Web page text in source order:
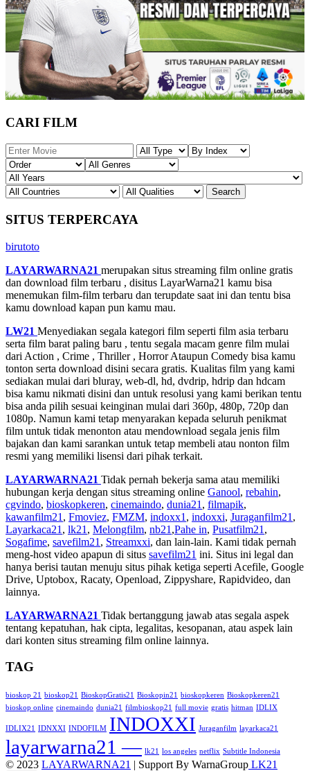
CARI FILM
SITUS TERPERCAYA
birutoto
LAYARWARNA21 merupakan situs streaming film online gratis
dan download film terbaru , disitus LayarWarna21 kamu bisa
menemukan film-film terbaru dan terupdate saat ini dan tentu bisa
kamu download kapan pun kamu mau.
LW21 Menyediakan segala kategori film seperti film asia terbaru
serta film barat paling baru , tentu segala macam genre film mulai
dari Action , Crime , Thriller , Horror Ataupun Comedy bisa kamu
tonton serta download disini secara gratis. Kualitas film yang kami
sediakan mulai dari bluray, web-dl, hd, dvdrip, hdrip dan hdcam
bisa kamu nikmati disini dan untuk resolusi yang kami berikan tentu
bisa anda pilih sesuai keinginan mulai dari 360p, 480p, 720p dan
1080p. Namun kami tetap menyarakan kepada seluruh penikmat
film untuk tidak menonton atau mendownload segala jenis film
bajakan dan kami sarankan untuk tetap membeli atau nonton film
resmi yang memiliki lisensi dari pihak terkait.
LAYARWARNA21 Tidak pernah bekerja sama atau memiliki
hubungan kerja dengan situs streaming online Ganool, rebahin,
cgvindo, bioskopkeren, cinemaindo, dunia21 , filmapik,
kawanfilm21 , Fmoviez, FMZM, indoxx1 , indoxxi, Juraganfilm21 ,
Layarkaca21 , lk21 , Melongfilm, nb21 ,Pahe in, Pusatfilm21 ,
Sogafime, savefilm21 , Streamxxi, dan lain-lain. Kami tidak pernah
meng-host video apapun di situs savefilm21 ini. Situs ini legal dan
hanya berisi tautan menuju situs pihak ketiga seperti Acefile, Google
Drive, Uptobox, Racaty, Openload, Zippyshare, Rapidvideo, dan
lainnya.
LAYARWARNA21 Tidak bertanggung jawab atas segala aspek
tentang kepatuhan, hak cipta, legalitas, kesopanan, atau aspek lain
dari konten situs streaming film online lainnya.
TAG
bioskop 21 bioskop21 BioskopGratis21 Bioskopin21 bioskopkeren Bioskopkeren21
bioskop online cinemaindo dunia21 filmbioskop21 full movie gratis hitman IDLIX
IDLIX21 IDNXXI INDOFILM INDOXXI Juraganfilm layarkaca21
layarwarna21 — lk21 los angeles netflix Subtitle Indonesia
© 2023 LAYARWARNA21 | Support By WarnaGroup LK21